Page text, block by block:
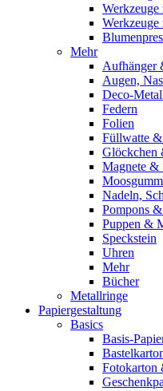
Werkzeuge
Mehr
Aufhänger
Augen,
Deco-
Federn
Folien
Füllwatte
Glöckchen
Magnete &
Nadeln,
Pompons
Puppen &
Speckstein
Uhren
Mehr
Bücher
Metallringe
Papiergestaltung
Basics
Basis-
Fotokarton